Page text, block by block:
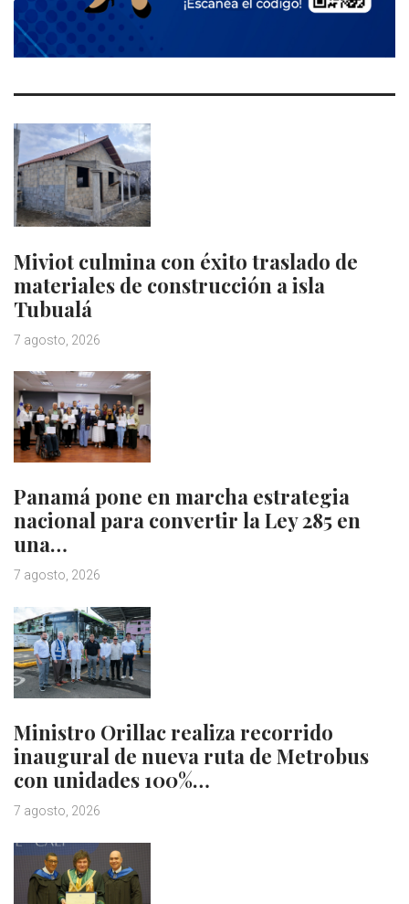
Miviot culmina con éxito traslado de
materiales de construcción a isla
Tubualá
7 agosto, 2026
Panamá pone en marcha estrategia
nacional para convertir la Ley 285 en
una…
7 agosto, 2026
Ministro Orillac realiza recorrido
inaugural de nueva ruta de Metrobus
con unidades 100%…
7 agosto, 2026